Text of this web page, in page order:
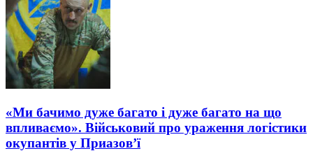
«Ми бачимо дуже багато і дуже багато на що
впливаємо». Військовий про ураження логістики
окупантів у Приазов’ї